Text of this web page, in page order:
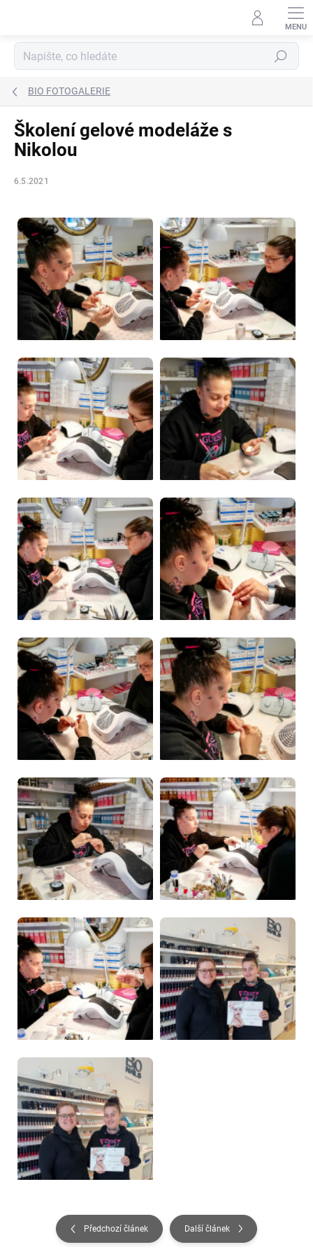
Hledat
BIO FOTOGALERIE
Školení gelové modeláže s
Nikolou
6.5.2021
Předchozí článek Další článek